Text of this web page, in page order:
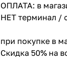
ОПЛАТА: в
НЕТ терминал /
при покупке в
Скидка 50% на